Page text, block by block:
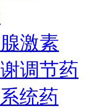
激素
调节药
统药